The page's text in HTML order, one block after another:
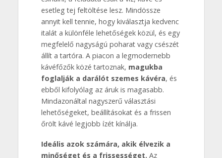
esetleg tej feltöltése lesz. Mindössze
annyit kell tennie, hogy kiválasztja kedvenc
italát a különféle lehetőségek közül, és egy
megfelelő nagyságú poharat vagy csészét
állít a tartóra. A piacon a legmodernebb
kávéfőzők közé tartoznak, magukba
foglalják a darálót szemes kávéra, és
ebből kifolyólag az áruk is magasabb.
Mindazonáltal nagyszerű választási
lehetőségeket, beállításokat és a frissen
őrölt kávé legjobb ízét kínálja.
Ideális azok számára, akik élvezik a
minőséget és a frissességet. Az